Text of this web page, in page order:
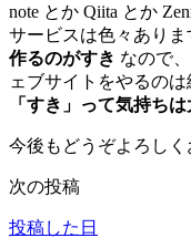
note とか Qiita とか
サービスは色々ありま
作るのがすき なので
ェブサイトをやるの
「すき」って気持ち
今後もどうぞよろしく
次の投稿
投稿した日